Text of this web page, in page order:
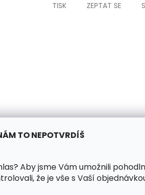
TO NEPOTVRDÍŠ
Aby jsme Vám umožnili
že je vše s Vaší
TISK ZEPTAT SE